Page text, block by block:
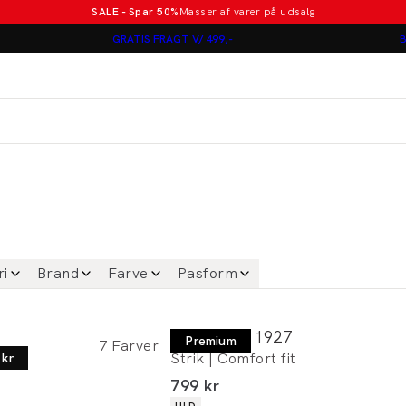
SALE - Spar 50%Masser af varer på udsalg
GRATIS FRAGT V/ 499,-Poloer i nye farver
Jakkesæt fra 1499 kr.
Lindbergh
Brand Farve Pasform
7 Farver Premium
Lindbergh 1927
Strik | Comfort fit
I alt (inkl. rabat)
799 kr